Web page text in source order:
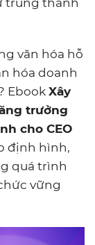
trung thành
văn hóa hỗ
hóa doanh
EbookXây
trưởng
cho CEO
định hình,
quá trình
vững